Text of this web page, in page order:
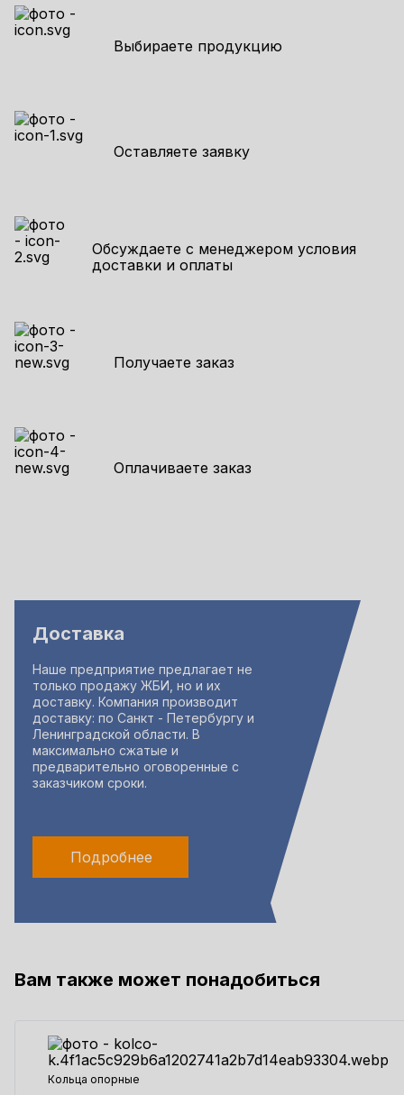
Выбираете продукцию
Оставляете заявку
Обсуждаете с менеджером условия
доставки и оплаты
Получаете заказ
Оплачиваете заказ
Доставка
Наше предприятие предлагает не
только продажу ЖБИ, но и их
доставку. Компания производит
доставку: по Санкт - Петербургу и
Ленинградской области. В
максимально сжатые и
предварительно оговоренные с
заказчиком сроки.
Подробнее
Вам также может понадобиться
Кольца опорные